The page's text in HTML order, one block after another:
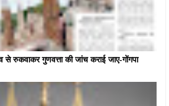
से रुकवाकर गुणवत्ता की जांच कराई जाए-गोंगपा